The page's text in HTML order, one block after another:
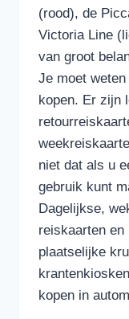
(rood), de
Victoria Line
van groot
Je moet
kopen. Er zijn
niet dat als u
gebruik kunt
Dagelijkse,
reiskaarten
plaatselijke
kopen in